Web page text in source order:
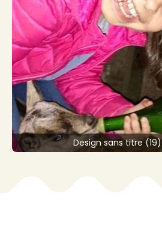
Design sans titre (19)